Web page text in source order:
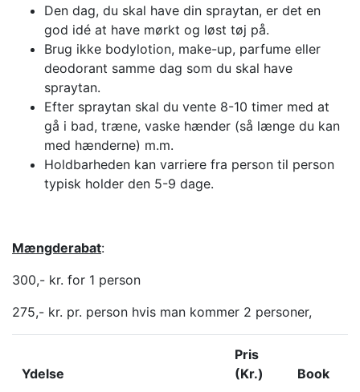
Den dag, du skal have din spraytan, er det en
god idé at have mørkt og løst tøj på.
Brug ikke bodylotion, make-up, parfume eller
deodorant samme dag som du skal have
spraytan.
Efter spraytan skal du vente 8-10 timer med at
gå i bad, træne, vaske hænder (så længe du kan
med hænderne) m.m.
Holdbarheden kan varriere fra person til person
typisk holder den 5-9 dage.
Mængderabat:
300,- kr. for 1 person
275,- kr. pr. person hvis man kommer 2 personer,
Ydelse
Pris
(Kr.)
Book